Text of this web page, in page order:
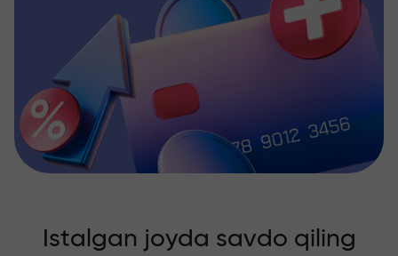
Istalgan joyda savdo qiling